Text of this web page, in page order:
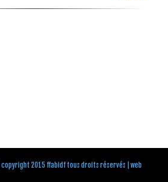
| copyright 2015 ffabidf tous droits réservés | web